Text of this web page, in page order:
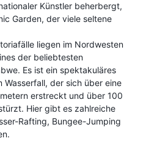
Künstler beherbergt,
Garden, der viele seltene
liegen im Nordwesten
der beliebtesten
Es ist ein spektakuläres
Wasserfall, der sich über eine
erstreckt und über 100
Hier gibt es zahlreiche
Rafting, Bungee-Jumping